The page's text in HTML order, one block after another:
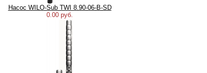
Насос WILO-Sub TWI 8.90-06-B-SD
0.00 руб.